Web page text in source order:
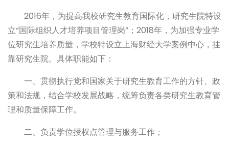
2016年，为提高我校研究生教育国际化，研究生院特设
立“国际组织人才培养项目管理岗”；2018年，为加强专业学
位研究生培养质量，学校特设立上海财经大学案例中心，挂
靠研究生院。具体职能如下：
一、贯彻执行党和国家关于研究生教育工作的方针、政
策和法规，结合学校发展战略，统筹负责各类研究生教育管
理和质量保障工作。
二、负责学位授权点管理与服务工作；